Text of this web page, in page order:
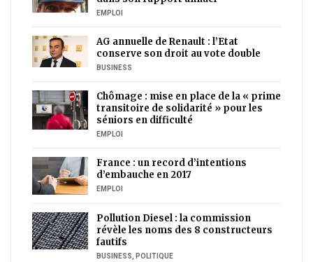
EMPLOI
AG annuelle de Renault : l’Etat
conserve son droit au vote double
BUSINESS
Chômage : mise en place de la « prime
transitoire de solidarité » pour les
séniors en difficulté
EMPLOI
France : un record d’intentions
d’embauche en 2017
EMPLOI
Pollution Diesel : la commission
révèle les noms des 8 constructeurs
fautifs
BUSINESS POLITIQUE